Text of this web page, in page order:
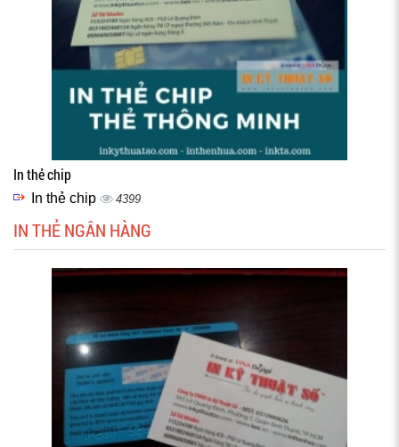
In thẻ chip
In thẻ chip 4399
IN THẺ NGÂN HÀNG